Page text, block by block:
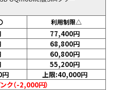
利用制限△
77,400円
68,800円
60,800円
55,200円
円 上限:40,000円
ク（-2,000円）